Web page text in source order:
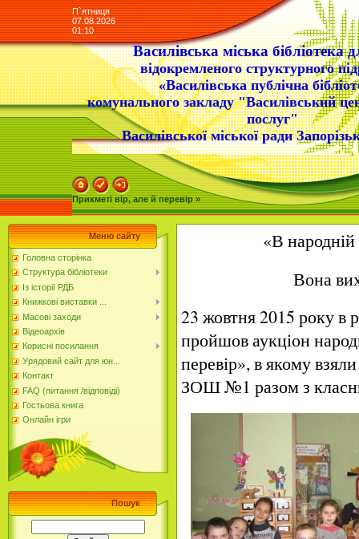
П`ятниця
07.08.2026
01:10
Василівська міська бібліотека
відокремленого структурного
«Василівська публічна
комунального закладу "Василівський
послуг"
Василівської міської ради
Прикметі вір, але й перевір »
Меню сайту
Головна сторінка
Структура бібліотеки
Із історії РДБ
Книжкові виставки ...
Масові заходи
Відеоархів
Корисні посилання
Урядовий сайт для юн...
Контакт
FAQ (питання /відповіді)
Гостьова книга
Онлайн ігри
Пошук
«В народній
Вона
23 жовтня 2015 року в
пройшов аукціон
перевір», в якому
ЗОШ №1 разом з